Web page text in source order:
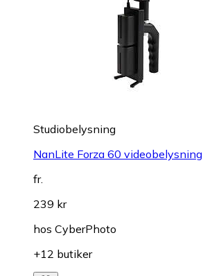
Studiobelysning
NanLite Forza 60 videobelysning
fr.
239 kr
hos CyberPhoto
+12 butiker